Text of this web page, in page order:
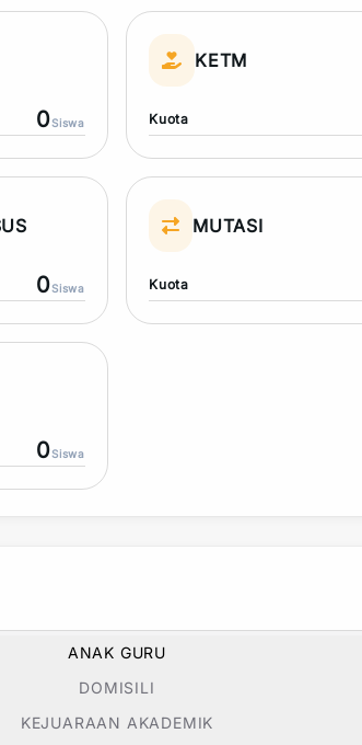
0Siswa
KETM
Kuota
0Siswa
MUTASI
Kuota
0Siswa
ANAK GURU
DOMISILI
KEJUARAAN AKADEMIK